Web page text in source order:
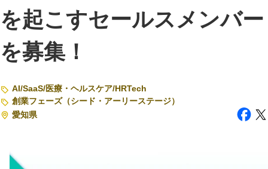
スタートアップ厳選の仕組み
紹介する企業について
登録者の転職・副業実績
Startup Magazine
を起こすセールスメンバー
を募集！
AI/SaaS/医療・ヘルスケア/HRTech
創業フェーズ（シード・アーリーステージ）
愛知県